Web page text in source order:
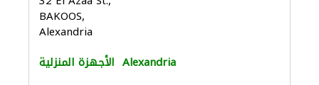
BAKOOS,
Alexandria
الأجهزة المنزلية Alexandria